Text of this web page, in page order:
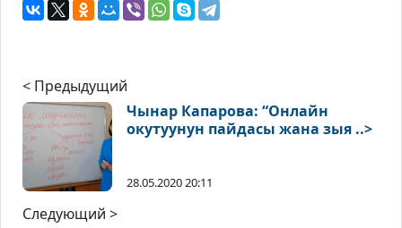
< Предыдущий
Чынар Капарова: “Онлайн
окутуунун пайдасы жана зыя ..>
28.05.2020 20:11
Следующий >